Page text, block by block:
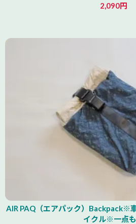
2,090円
AIR PAQ（エアパック）Backpack※
イクル※一点